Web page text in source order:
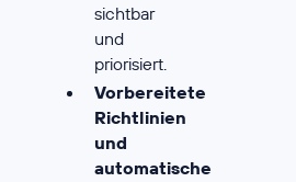
sichtbar
und
priorisiert.
Vorbereitete
Richtlinien
und
automatische